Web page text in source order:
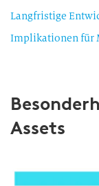
Langfristige
Implikationen für
Assets